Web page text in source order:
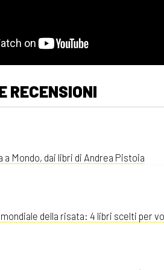
RECENSIONI
Mondo, dai libri di Andrea Pistoia
della risata: 4 libri scelti per